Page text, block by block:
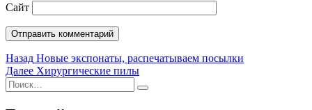
Сайт
Навигация
по
записям
Назад Предыдущая
запись:
Новые экспонаты, распечатываем посылки
Далее Следующая
Хирургические пилы
Искать:
Поиск